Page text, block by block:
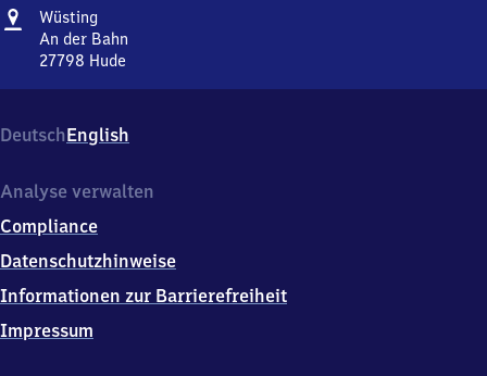
Adresse
Wüsting
An der Bahn
27798 Hude
der
Bahn,
7
9
8
DeutschEnglish
Analyse verwalten
Compliance
Datenschutzhinweise
Informationen zur Barrierefreiheit
Impressum